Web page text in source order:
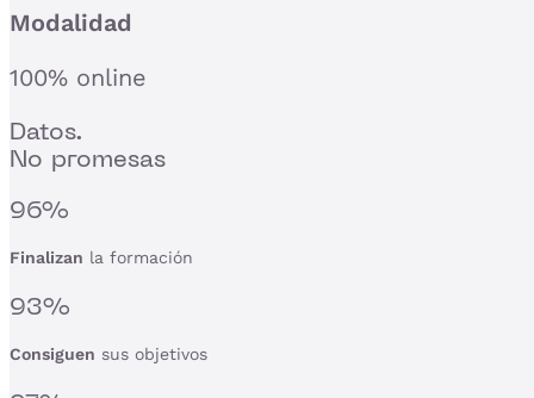
Modalidad
100% online
Datos.
No promesas
96%
Finalizan la formación
93%
Consiguen sus objetivos